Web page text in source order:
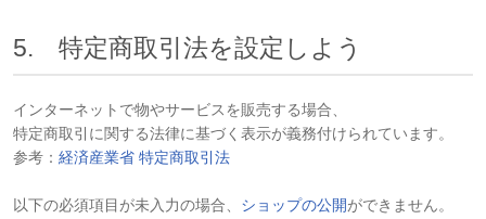
5. 特定商取引法を設定しよう
インターネットで物やサービスを販売する場合、
特定商取引に関する法律に基づく表示が義務付けられています。
参考： 経済産業省 特定商取引法
以下の必須項目が未入力の場合、 ショップの公開ができません。